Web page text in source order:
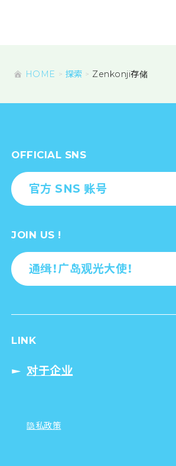
HOME 探索 Zenkonji存储
OFFICIAL SNS
官方 SNS 账号
JOIN US !
通缉！广岛观光大使！
LINK
对于企业
隐私政策